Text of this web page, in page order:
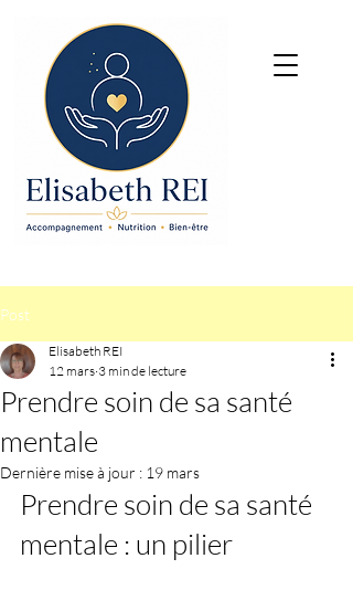
Post
Prendre soin de sa santé
mentale
Elisabeth REI
12 mars 3 min de lecture
Dernière mise à jour : 19 mars
Prendre soin de sa santé
mentale : un pilier